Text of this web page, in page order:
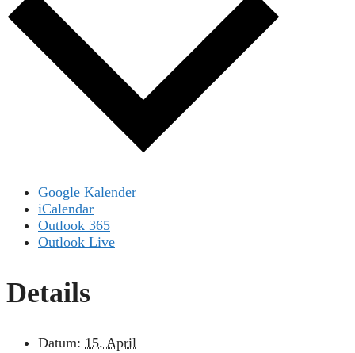
Google Kalender
iCalendar
Outlook 365
Outlook Live
Details
Datum: 15. April